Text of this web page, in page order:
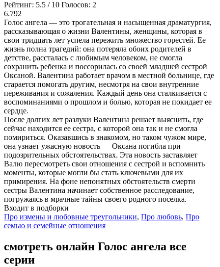
Рейтинг: 5.5 / 10 Голосов: 2
6.792
Голос ангела — это трогательная и насыщенная драматургия,
рассказывающая о жизни Валентины, женщины, которая в
свои тридцать лет успела пережить множество горестей. Ее
жизнь полна трагедий: она потеряла обоих родителей в
детстве, рассталась с любимым человеком, не смогла
сохранить ребенка и поссорилась со своей младшей сестрой
Оксаной. Валентина работает врачом в местной больнице, где
старается помогать другим, несмотря на свои внутренние
переживания и сожаления. Каждый день она сталкивается с
воспоминаниями о прошлом и болью, которая не покидает ее
сердце.
После долгих лет разлуки Валентина решает выяснить, где
сейчас находится ее сестра, с которой она так и не смогла
помириться. Оказавшись в знакомом, но таком чужом мире,
она узнает ужасную новость — Оксана погибла при
подозрительных обстоятельствах. Эта новость заставляет
Валю пересмотреть свои отношения с сестрой и вспомнить
моменты, которые могли бы стать ключевыми для их
примирения. На фоне непонятных обстоятельств смерти
сестры Валентина начинает собственное расследование,
погружаясь в мрачные тайны своего родного поселка.
Входит в подборки
Про измены и любовные треугольники, Про любовь, Про
семью и семейные отношения
смотреть онлайн Голос ангела все
серии